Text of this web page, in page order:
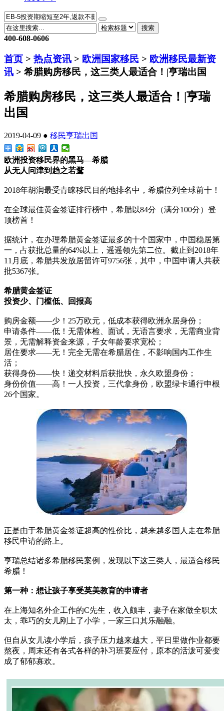
搜索
400-608-0606
首页 > 热点资讯 > 欧洲国家移民 > 欧洲移民最新资
讯 > 希腊购房移民，这三类人最适合！|亨瑞出国
希腊购房移民，这三类人最适合！|亨瑞
出国
2019-04-09 ● 移民亨瑞出国
欧洲投资移民界的黑马—希腊
从无人问津到趋之若鹜
2018年胡润最受青睐移民目的地排名中，希腊位列全球前十！
在全球最佳黄金签证排行榜中，希腊以84分（满分100分）登
顶榜首！
据统计，在办理希腊黄金签证最多的十个国家中，中国稳居第
一，占获批总量的64%以上，遥遥领先第二位。截止到2018年
11月底，希腊共发放居留许可9756张，其中，中国申请人共获
批5367张。
希腊黄金签证
投资少、门槛低、回报高
购房金额——少！25万欧元，低成本获得欧洲永居身份；
申请条件——低！无需体检、面试，无语言要求，无需商业背
景，无需解释资金来源，子女年龄要求宽松；
居住要求——无！完全无需在希腊居住，不影响国内工作生
活；
获得身份——快！递交材料后获批快，永久欧盟身份；
身份价值——高！一人投资，三代拿身份，欧盟绿卡通行申根
26个国家。
正是由于希腊黄金签证超高的性价比，越来越多国人走在希腊
移民申请的路上。
亨瑞总结诸多希腊移民案例，发现以下这三类人，最适合移民
希腊！
第一种：想让孩子享受英美教育的申请者
在上海知名外企工作的C先生，收入颇丰，妻子在家做全职太
太，乖巧的女儿刚上了小学，一家三口其乐融融。
但自从女儿读小学后，孩子压力越来越大，平日里做作业都要
熬夜，周末还有各式各样的补习班要应付，原本的活泼可爱变
成了郁郁寡欢。